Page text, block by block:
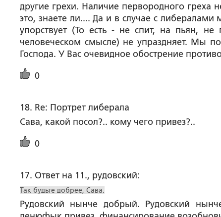
другие грехи. Наличие первородного греха
это, знаете ли.... Да и в случае с
упорствует (То есть - не спит, на пьян,
человеческом смысле) не упраздняет. Мы
Господа. У Вас очевидное обострение
0
18. Re: Портрет либерала
Сава, какой посол?.. кому чего привез?..
0
17. Ответ на 11., рудовский:
Так будьте добрее, Сава.
Рудовский нынче добрый. Рудовский